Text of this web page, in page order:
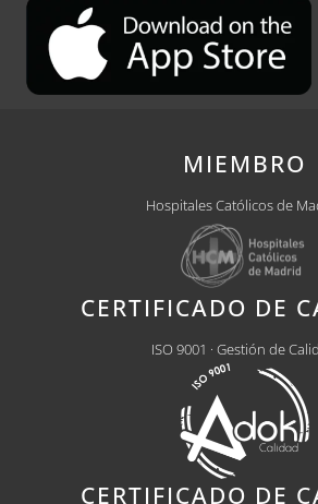
MIEMBRO
Hospitales Católicos de
CERTIFICADO DE
ISO 9001 · Gestión de
CERTIFICADO DE